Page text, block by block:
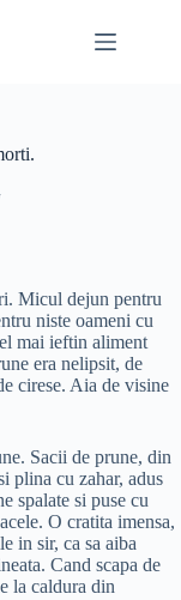
Micul dejun pentru
niste oameni cu
mai ieftin aliment
era nelipsit, de
cirese. Aia de visine
Sacii de prune, din
plina cu zahar, adus
spalate si puse cu
O cratita imensa,
in sir, ca sa aiba
Cand scapa de
la caldura din